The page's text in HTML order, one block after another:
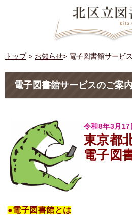
トップ> お知らせ> 電子図書館サービ
電子図書館サービスのご案内
令和8年3月17
東京都
電子図
●電子図書館とは